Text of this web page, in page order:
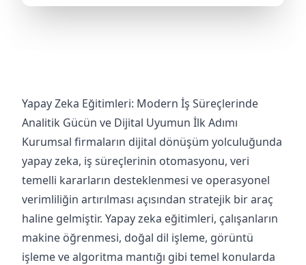
Yapay Zeka Eğitimleri: Modern İş Süreçlerinde
Analitik Gücün ve Dijital Uyumun İlk Adımı
Kurumsal firmaların dijital dönüşüm yolculuğunda
yapay zeka, iş süreçlerinin otomasyonu, veri
temelli kararların desteklenmesi ve operasyonel
verimliliğin artırılması açısından stratejik bir araç
haline gelmiştir. Yapay zeka eğitimleri, çalışanların
makine öğrenmesi, doğal dil işleme, görüntü
işleme ve algoritma mantığı gibi temel konularda